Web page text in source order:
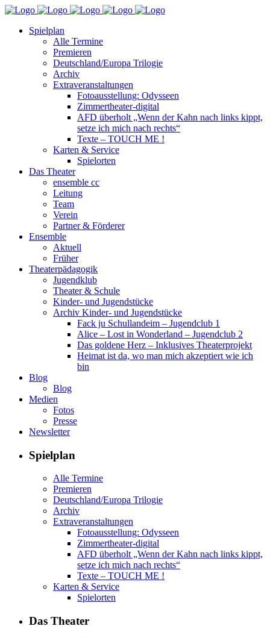
Spielplan
Alle Termine
Premieren
Deutschland/Europa Trilogie
Archiv
Extraveranstaltungen
Fotoausstellung: Odysseen
Zimmertheater-digital
AFD überholt „Wenn der Kahn nach links kippt,
setze ich mich nach rechts“
Texte – TOUCH ME !
Karten & Service
Spielorten
Das Theater
ensemble cc
Leitung
Team
Verein
Partner & Förderer
Ensemble
Aktuell
Früher
Theaterpädagogik
Jugendklub
Theater & Schule
Kinder- und Jugendstücke
Archiv Kinder- und Jugendstücke
Fack ju Schullandeim – Jugendclub 1
Alice – Lost in Wonderland – Jugendclub 2
Das goldene Herz – Inklusives Theaterprojekt
Heimat ist da, wo man mich akzeptiert wie ich
bin
Blog
Blog
Medien
Fotos
Presse
Newsletter
Spielplan
Alle Termine
Premieren
Deutschland/Europa Trilogie
Archiv
Extraveranstaltungen
Fotoausstellung: Odysseen
Zimmertheater-digital
AFD überholt „Wenn der Kahn nach links kippt,
setze ich mich nach rechts“
Texte – TOUCH ME !
Karten & Service
Spielorten
Das Theater